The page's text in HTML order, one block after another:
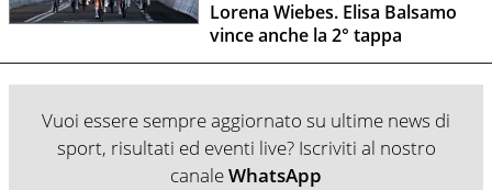
Lorena Wiebes. Elisa Balsamo
vince anche la 2° tappa
Vuoi essere sempre aggiornato su ultime news di
sport, risultati ed eventi live? Iscriviti al nostro
canaleWhatsApp